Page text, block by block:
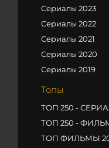
Сериалы 2023
Сериалы 2022
Сериалы 2021
Сериалы 2020
Сериалы 2019
Топы
ТОП 250 -
ТОП 250 -
ТОП ФИЛЬМЫ